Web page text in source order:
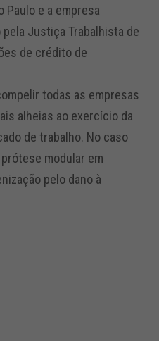
e a empresa
Justiça Trabalhista de
de crédito de
todas as empresas
alheias ao exercício da
de trabalho. No caso
modular em
pelo dano à